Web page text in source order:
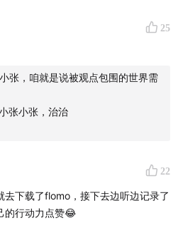
、 Mark
维工具》
“How can we
tools for thought?”
后的思维方式是什么
不值得被关注。你可以复制功能/外
念
身价值）是动态的，我会花大量时间
立信任，而信任可以带来消费
用户
较适合的工具软件。
少楠没有推广，反而提醒要“理性消
感受到的是切实的真诚。
入，避免紧急时刻的慌乱，也减轻
接微信语音输入，需要是pro会员）
25
张，咱就是说被观点包围的世界需
张小张，治治
22
去下载了flomo，接下去边听边记录了
的行动力点赞😂